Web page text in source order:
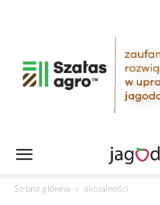
Strona główna aktualności